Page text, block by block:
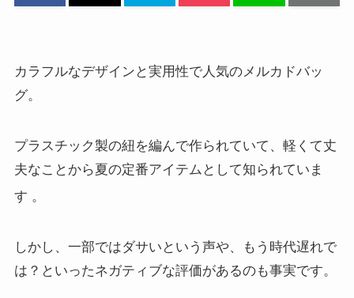
カラフルなデザインと実用性で人気のメルカドバッ
グ。
プラスチック製の紐を編んで作られていて、軽くて丈
夫なことから夏の定番アイテムとして知られていま
す 。
しかし、一部ではダサいという声や、もう時代遅れで
は？といったネガティブな評価があるのも事実です。